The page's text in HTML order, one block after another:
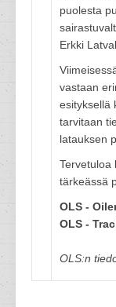
puolesta
Erkki
vastaan
esityksellä
tarvitaan
latauksen
Tervetuloa
tärkeässä
OLS -
OLS -
OLS:n